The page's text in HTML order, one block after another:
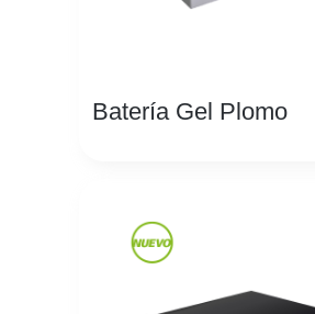
Batería Gel Plomo